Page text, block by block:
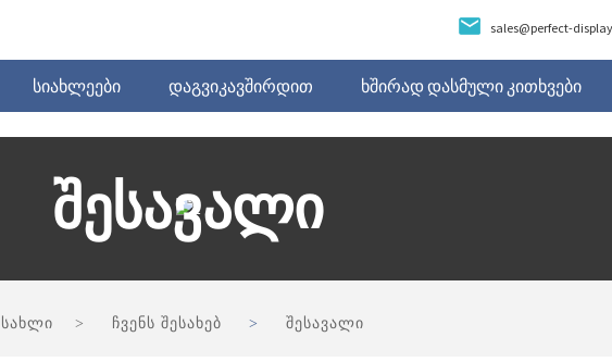
sales@perfect-
ᲡᲘᲐᲮᲚᲔᲔᲑᲘ ᲓᲐᲒᲕᲘᲙᲐᲕᲨᲘᲠᲓᲘᲗ ᲮᲨᲘᲠᲐᲓ ᲓᲐᲡᲛᲣᲚᲘ ᲙᲘᲗᲮᲕᲔᲑᲘ
Შესავალი
სახლი ჩვენს შესახებ შესავალი